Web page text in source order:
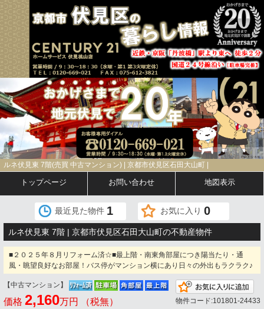
ルネ伏見東 7階(売買 中古マンション) | 京都市伏見区石田大山町 |
トップページ お問い合わせ 地図表示
最近見た物件 1 お気に入り 0
ルネ伏見東 7階 | 京都市伏見区石田大山町の不動産物件
■２０２５年８月リフォーム済☆■最上階・南東角部屋につき陽当たり・通
風・眺望良好なお部屋！バス停がマンション横にあり日々の外出もラクラク♪
【中古マンション】
価格 2,160万円 （税無）
物件コード:101801-24433